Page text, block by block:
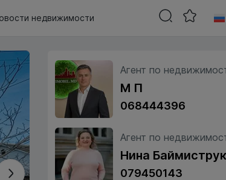
Агент по
М П
068444396
Агент по
Нина Баймиструк
079450143
недвижимости